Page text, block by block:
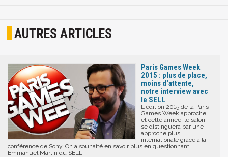
AUTRES ARTICLES
Paris Games Week
2015 : plus de place,
moins d'attente,
notre interview avec
le SELL
L'édition 2015 de la Paris
Games Week approche
et cette année, le salon
se distinguera par une
approche plus
internationale grâce à la
conférence de Sony. On a souhaité en savoir plus en questionnant
Emmanuel Martin du SELL.